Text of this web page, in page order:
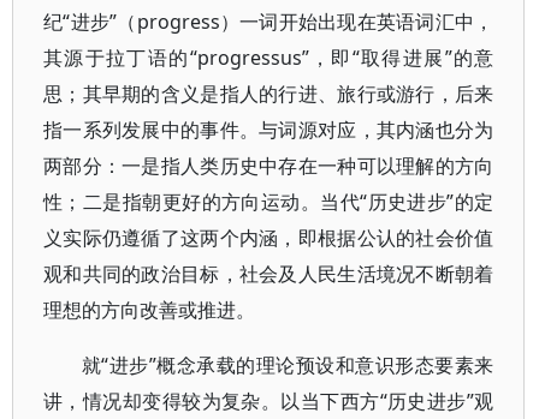
纪“进步”（progress）一词开始出现在英语词汇中，
其源于拉丁语的“progressus”，即“取得进展”的意
思；其早期的含义是指人的行进、旅行或游行，后来
指一系列发展中的事件。与词源对应，其内涵也分为
两部分：一是指人类历史中存在一种可以理解的方向
性；二是指朝更好的方向运动。当代“历史进步”的定
义实际仍遵循了这两个内涵，即根据公认的社会价值
观和共同的政治目标，社会及人民生活境况不断朝着
理想的方向改善或推进。
就“进步”概念承载的理论预设和意识形态要素来
讲，情况却变得较为复杂。以当下西方“历史进步”观